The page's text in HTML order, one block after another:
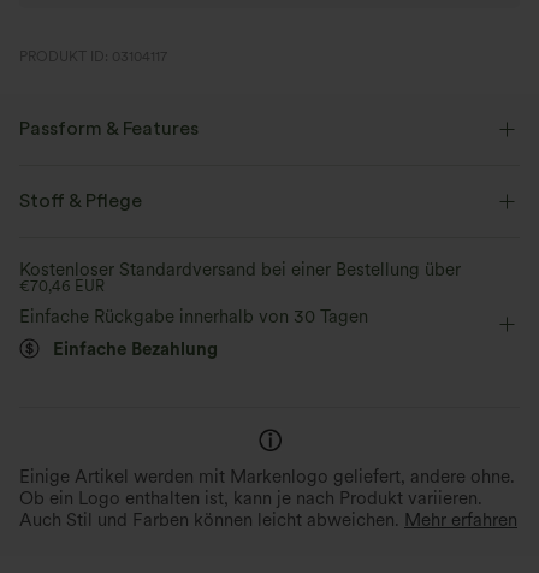
PRODUKT ID: 03104117
Passform & Features
Stoff & Pflege
Kostenloser Standardversand bei einer Bestellung über
€70,46 EUR
Einfache Rückgabe innerhalb von 30 Tagen
Einfache Bezahlung
Einige Artikel werden mit Markenlogo geliefert, andere ohne.
Ob ein Logo enthalten ist, kann je nach Produkt variieren.
Auch Stil und Farben können leicht abweichen. Mehr erfahren